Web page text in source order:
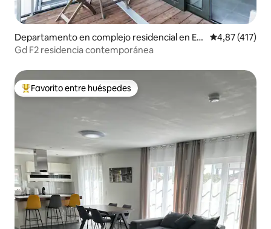
Departamento en complejo residencial en Est
rasburgo
Calificación
4,87 (417)
Gd F2 residencia contemporánea
Favorito entre los huéspedes más destacados
Favorito entre huéspedes